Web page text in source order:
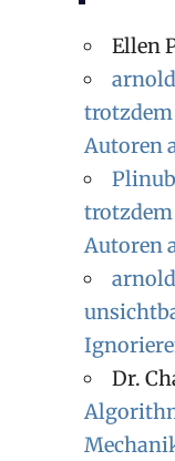
Ellen
trotzdem
Autoren
trotzdem
Autoren
Dr.